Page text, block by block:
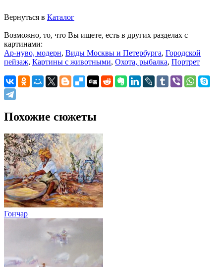
Вернуться в Каталог
Возможно, то, что Вы ищете, есть в других разделах с
картинами:
Ар-нуво, модерн, Виды Москвы и Петербурга, Городской
пейзаж, Картины с животными, Охота, рыбалка, Портрет
Похожие сюжеты
Гончар